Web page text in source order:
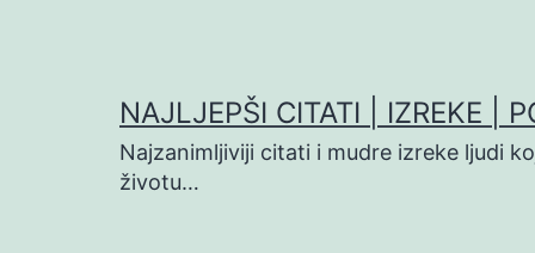
NAJLJEPŠI CITATI | IZREKE |
Najzanimljiviji citati i mudre izreke ljudi
životu…